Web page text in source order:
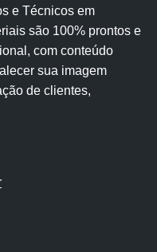
e Técnicos em
são 100% prontos e
com conteúdo
sua imagem
de clientes,